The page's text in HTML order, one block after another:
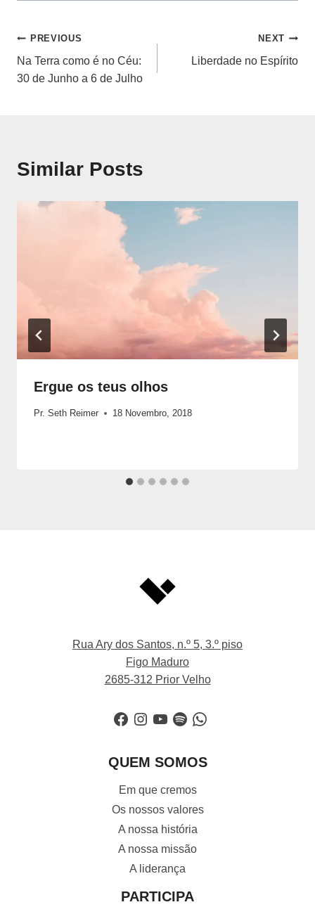
Navegação
de
PREVIOUS
Na Terra como é no Céu:
30 de Junho a 6 de Julho
NEXT
Liberdade no Espírito
Similar Posts
Ergue os teus olhos
Pr. Seth Reimer 18 Novembro, 2018
Rua Ary dos Santos, n.º 5, 3.º piso
Figo Maduro
2685-312 Prior Velho
Facebook
Instagram
YouTube
SpotifyWhatsApp
QUEM SOMOS
Em que cremos
Os nossos valores
A nossa história
A nossa missão
A liderança
PARTICIPA